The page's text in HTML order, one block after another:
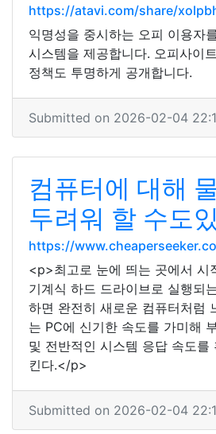
https://atavi.com/share/
익명성을 중시하는 오피 이용자
시스템을 제공합니다. 오피사이
정책도 투명하게 공개합니다.
Submitted on 2026-02-04
컴퓨터에 대해
두려워 할 수도
https://
<p>최고로 눈에 띄는 곳에서 시
기계식 하드 드라이브로 실행되
하면 완전히 새로운 컴퓨터처럼
는 PC에 신기한 속도를 가미해
및 전반적인 시스템 응답 속도를
킨다.</p>
Submitted on 2026-02-04